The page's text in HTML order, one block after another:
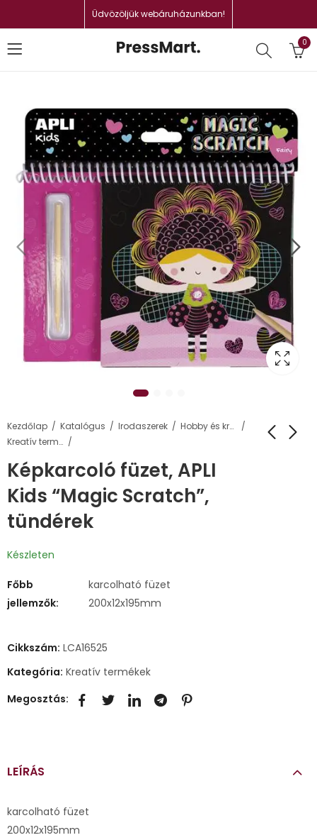
Üdvözöljük webáruházunkban!
0
Kezdőlap Katalógus Irodaszerek
Hobby és kreatív termékek
Kreatív termékek
Képkarcoló füzet, APLI
Kids “Magic Scratch”,
tündérek
Készleten
Főbb
jellemzők:
karcolható füzet
200x12x195mm
Cikkszám: LCA16525
Kategória: Kreatív termékek
Megosztás:
LEÍRÁS
karcolható füzet
200x12x195mm